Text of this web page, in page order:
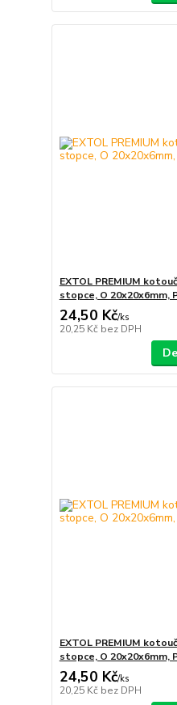
EXTOL PREMIUM
stopce, O 20x20x6mm,
24,50 Kč/ks
20,25 Kč bez DPH
EXTOL PREMIUM
stopce, O 20x20x6mm,
24,50 Kč/ks
20,25 Kč bez DPH